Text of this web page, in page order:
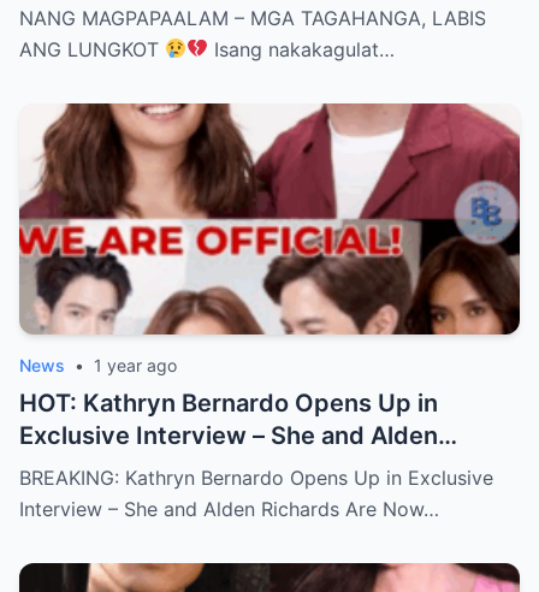
NANG MAGPAPAALAM – MGA TAGAHANGA, LABIS
ANG LUNGKOT
Isang nakakagulat…
News • 1 year ago
HOT: Kathryn Bernardo Opens Up in
Exclusive Interview – She and Alden
Richards Are Now Officially Together
BREAKING: Kathryn Bernardo Opens Up in Exclusive
Interview – She and Alden Richards Are Now…